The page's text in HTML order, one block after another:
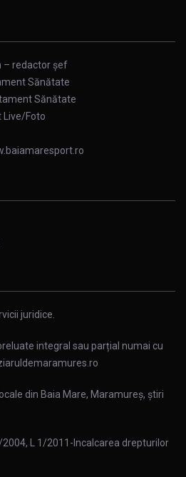
– redactor șef
Sănătate
Sănătate
Live/Foto
juridice.
integral sau parțial numai cu
din Baia Mare, Maramureș, știri
L 1/2011-Incalcarea drepturilor